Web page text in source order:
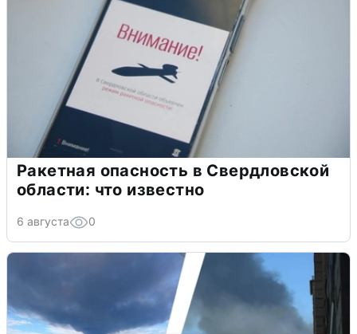
Ракетная опасность в Свердловской
области: что известно
6 августа 0